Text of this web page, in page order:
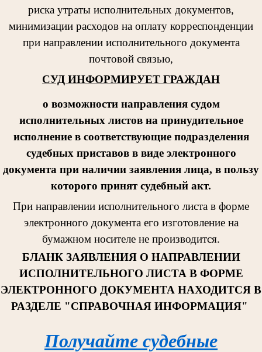
риска утраты исполнительных документов,
минимизации расходов на оплату корреспонденции
при направлении исполнительного документа
почтовой связью,
СУД ИНФОРМИРУЕТ ГРАЖДАН
о возможности направления судом
исполнительных листов на принудительное
исполнение в соответствующие подразделения
судебных приставов в виде электронного
документа при наличии заявления лица, в пользу
которого принят судебный акт.
При направлении исполнительного листа в форме
электронного документа его изготовление на
бумажном носителе не производится.
БЛАНК ЗАЯВЛЕНИЯ О НАПРАВЛЕНИИ
ИСПОЛНИТЕЛЬНОГО ЛИСТА В ФОРМЕ
ЭЛЕКТРОННОГО ДОКУМЕНТА НАХОДИТСЯ В
РАЗДЕЛЕ "СПРАВОЧНАЯ ИНФОРМАЦИЯ"
Получайте судебные